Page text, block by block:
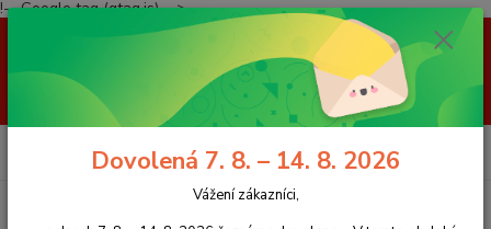
!-- Google tag (gtag.js) -->
Vážení zákazníci, ve dnech 7. 8. – 14. 8. 2026 čerpáme dovolenou. V
tomto období nebudeme odesílat žádné zásilky. Pokud však v tomto
termínu objednáte zboží v minimální hodnotě 1 000 Kč vč. DPH, získáte
od nás dárek v hodnotě 350 Kč pro Vašeho papouška! Děkujeme za
pochopení a přejeme krásné léto!
Menu
CZK
(Po-Pá, 8-16 hod.)Dovolená 7. 8. – 14. 8. 2026
Vážení zákazníci,